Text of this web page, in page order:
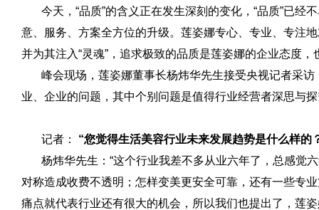
今天，“品质”的含义正在发生深刻的变化，“品质”已经
意、服务、方案全方位的升级。莲姿娜专心、专业、专注
并为其注入“灵魂”，追求极致的品质是莲姿娜的企业态度
峰会现场，莲姿娜董事长杨炜华先生接受央视记者采访
业、企业的问题，其中个别问题是值得行业经营者深思与
记者：
“您觉得生活美容行业未来发展趋势是什么样的
杨炜华先生：“这个行业我差不多从业六年了，总感觉
对称造成收费不透明；怎样变美更安全可靠，还有一些专
痛点就代表行业还有很大的机会，所以我们也提出了，莲